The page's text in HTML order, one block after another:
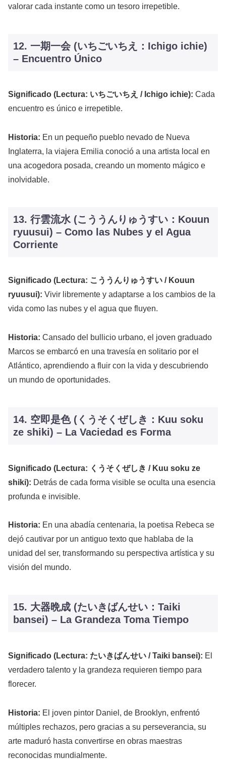
valorar cada instante como un tesoro irrepetible.
12. 一期一会 (いちごいちえ：Ichigo ichie)
– Encuentro Único
Significado (Lectura: いちごいちえ / Ichigo ichie): Cada
encuentro es único e irrepetible.
Historia: En un pequeño pueblo nevado de Nueva
Inglaterra, la viajera Emilia conoció a una artista local en
una acogedora posada, creando un momento mágico e
inolvidable.
13. 行雲流水 (こううんりゅうすい：Kouun
ryuusui) – Como las Nubes y el Agua
Corriente
Significado (Lectura: こううんりゅうすい / Kouun
ryuusui): Vivir libremente y adaptarse a los cambios de la
vida como las nubes y el agua que fluyen.
Historia: Cansado del bullicio urbano, el joven graduado
Marcos se embarcó en una travesía en solitario por el
Atlántico, aprendiendo a fluir con la vida y descubriendo
un mundo de oportunidades.
14. 空即是色 (くうそくぜしき：Kuu soku
ze shiki) – La Vaciedad es Forma
Significado (Lectura: くうそくぜしき / Kuu soku ze
shiki): Detrás de cada forma visible se oculta una esencia
profunda e invisible.
Historia: En una abadía centenaria, la poetisa Rebeca se
dejó cautivar por un antiguo texto que hablaba de la
unidad del ser, transformando su perspectiva artística y su
visión del mundo.
15. 大器晩成 (たいきばんせい：Taiki
bansei) – La Grandeza Toma Tiempo
Significado (Lectura: たいきばんせい / Taiki bansei): El
verdadero talento y la grandeza requieren tiempo para
florecer.
Historia: El joven pintor Daniel, de Brooklyn, enfrentó
múltiples rechazos, pero gracias a su perseverancia, su
arte maduró hasta convertirse en obras maestras
reconocidas mundialmente.